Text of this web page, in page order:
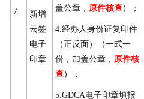
7
新增
云签
电子
印章
盖公章， 原件核查）；
4.经办人身份证复印件
（正反面）（一式一
份，加盖公章， 原件核
查）；
5.GDCA电子印章填报